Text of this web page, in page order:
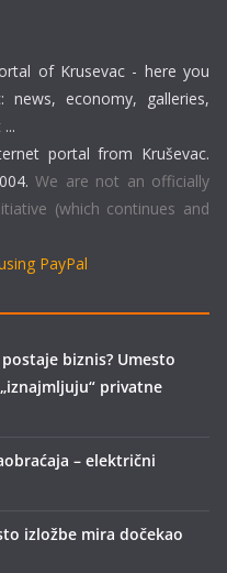
of Krusevac - here you
economy, galleries,
portal from Kruševac.
We are not an officially
(which continues and
PayPal
biznis? Umesto
privatne
– električni
izložbe mira dočekao